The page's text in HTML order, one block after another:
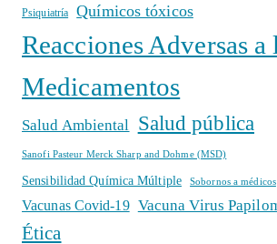
Psiquiatría Químicos tóxicos
Reacciones Adversas a
Medicamentos
Salud Ambiental Salud pública
Sanofi Pasteur Merck Sharp and Dohme (MSD)
Sensibilidad Química Múltiple Sobornos a médicos
Vacunas Covid-19 Vacuna Virus
Ética